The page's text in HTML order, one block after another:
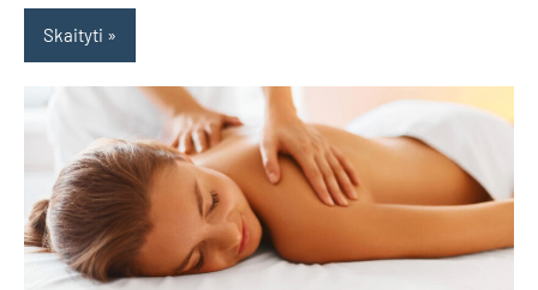
Skaityti